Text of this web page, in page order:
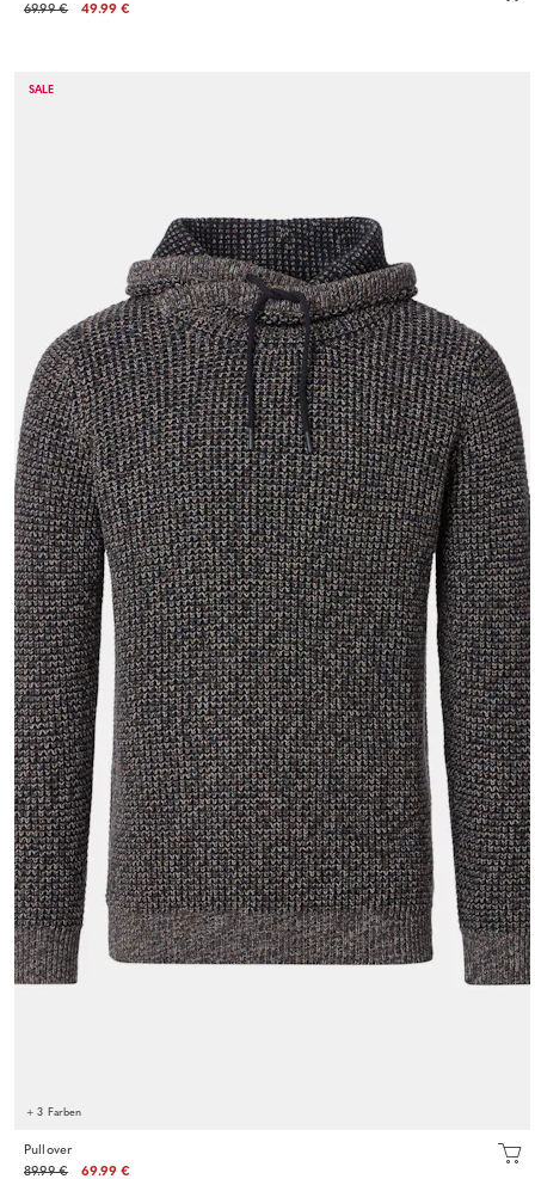
69.99 €
49.99 €
SALE
+ 3 Farben
Pullover
89.99 €
69.99 €